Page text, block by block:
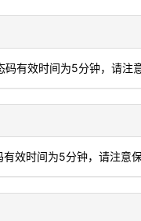
有效时间为5分钟，请注意
效时间为5分钟，请注意保